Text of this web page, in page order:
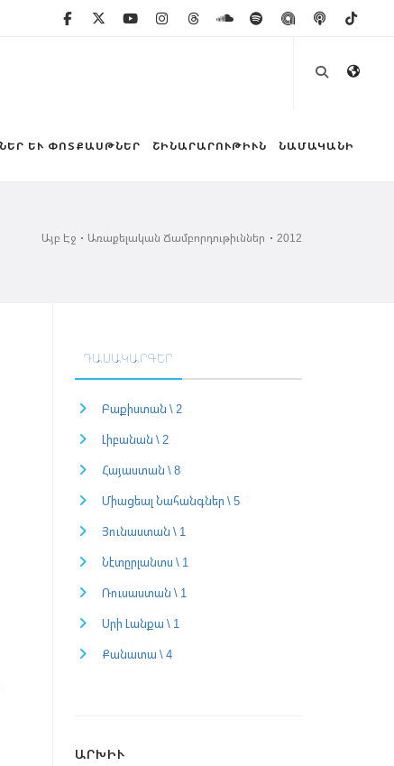
ԵՒ ՓՈՏՔԱՍԹՆԵՐ ՇԻՆԱՐԱՐՈՒԹԻՒՆ ՆԱՄԱԿԱՆԻ
Այբ Էջ Առաքելական Ճամբորդութիւններ 2012
ԴԱՍԱԿԱՐԳԵՐ
Բաքիստան \ 2
Լիբանան \ 2
Հայաստան \ 8
Միացեալ Նահանգներ \ 5
Յունաստան \ 1
Նէտըրլանտս \ 1
Ռուսաստան \ 1
Սրի Լանքա \ 1
Քանատա \ 4
ԱՐԽԻՒ